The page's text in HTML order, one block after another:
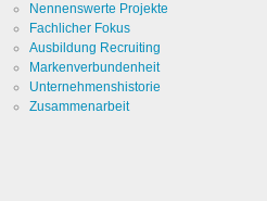
Nennenswerte Projekte
Fachlicher Fokus
Ausbildung Recruiting
Markenverbundenheit
Unternehmenshistorie
Zusammenarbeit